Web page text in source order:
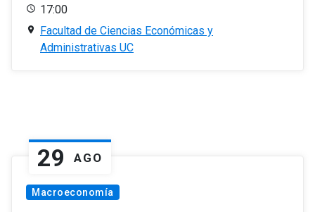
17:00
Facultad de Ciencias Económicas y
Administrativas UC
29 AGO
Macroeconomía